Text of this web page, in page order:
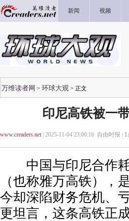
新闻 视频
万维读者网 > 环球大观 > 正文
印尼高铁被一
www.creaders.net| 2025-11-04 23:00:16 自由时报 | 1
中国与印尼合作耗
（也称雅万高铁），
今却深陷财务危机、
更坦言，这条高铁正